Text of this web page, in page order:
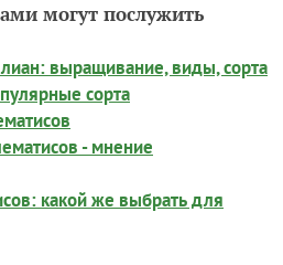
могут послужить
выращивание, виды, сорта
сорта
- мнение
какой же выбрать для